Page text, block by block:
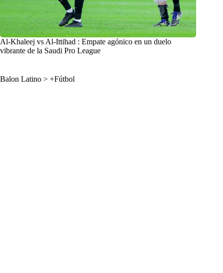
Al-Khaleej vs Al-Ittihad : Empate agónico en un duelo
vibrante de la Saudi Pro League
Balon Latino > +Fútbol